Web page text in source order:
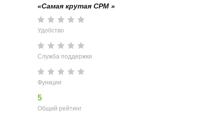
«Самая крутая СРМ »
Удобство
Служба поддержки
Функции
5
Общий рейтинг